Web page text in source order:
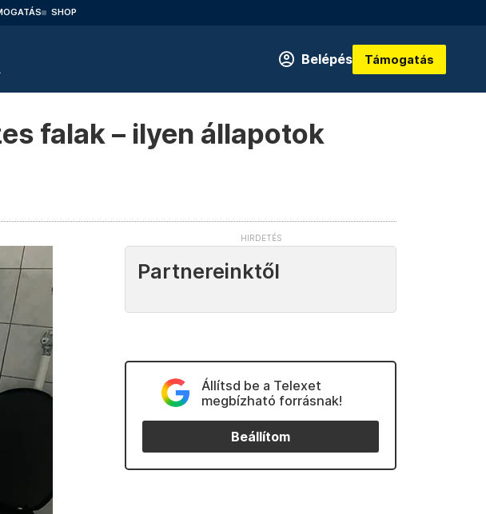
SHOP
Belépés Támogatás
falak – ilyen állapotok
Partnereinktől
Állítsd be a Telexet
megbízható forrásnak!
Beállítom